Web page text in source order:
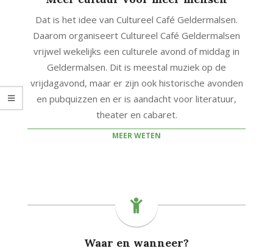
Dat is het idee van Cultureel Café Geldermalsen.
Daarom organiseert Cultureel Café Geldermalsen
vrijwel wekelijks een culturele avond of middag in
Geldermalsen. Dit is meestal muziek op de
vrijdagavond, maar er zijn ook historische avonden
en pubquizzen en er is aandacht voor literatuur,
theater en cabaret.
MEER WETEN
Waar en wanneer?